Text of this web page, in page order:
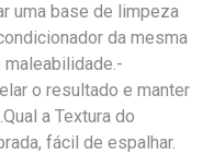
uma base de limpeza
da mesma
maleabilidade.-
o resultado e manter
a Textura do
fácil de espalhar.